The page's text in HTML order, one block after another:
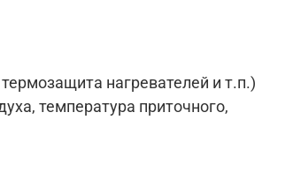
нагревателей и т.п.)
температура приточного,